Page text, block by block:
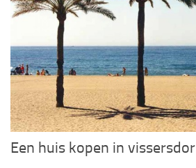
Een huis kopen in